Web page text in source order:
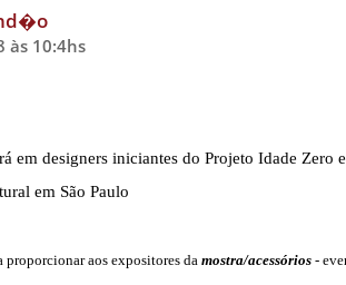
às 10:4hs
em designers iniciantes do Projeto Idade Zero
em São Paulo
proporcionar aos expositores damostra/acessórios-